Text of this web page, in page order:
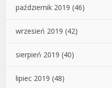
październik 2019 (46)
wrzesień 2019 (42)
sierpień 2019 (40)
lipiec 2019 (48)